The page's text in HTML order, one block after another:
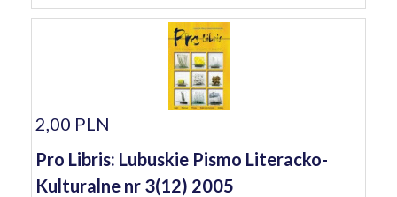
2,00 PLN
Pro Libris: Lubuskie Pismo Literacko-
Kulturalne nr 3(12) 2005